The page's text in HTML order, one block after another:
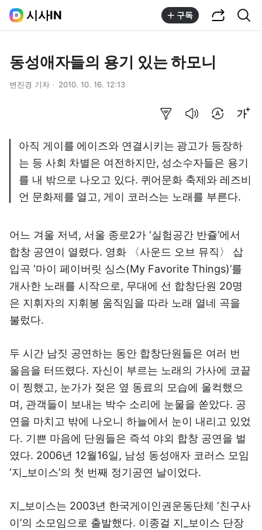
시사IN 구독
동성애자들의 용기 있는 하모니
변진경 기자 2010. 10. 16. 12:13
아직 게이를 에이즈와 연결시키는 광고가 등장하
는 등 사회 차별은 여전하지만, 성소수자들은 용기
를 내 밖으로 나오고 있다. 퀴어문화 축제와 레즈비
언 문화제를 열고, 게이 코러스는 노래를 부른다.
어느 겨울 저녁, 서울 종로2가 ‘실험공간 반쥴’에서
합창 공연이 열렸다. 영화 〈사운드 오브 뮤직〉 삽
입곡 ‘마이 페이버릿 싱스(My Favorite Things)’를
개사한 노래를 시작으로, 무대에 선 합창단원 20명
은 지휘자의 지휘봉 움직임을 따라 노래 열네 곡을
불렀다.
두 시간 남짓 공연하는 동안 합창단원들은 여러 번
울음을 터뜨렸다. 자신이 부르는 노래의 가사에 코끝
이 찡했고, 눈가가 젖은 옆 동료의 모습에 울컥했으
며, 관객들이 보내는 박수 소리에 눈물을 쏟았다. 공
연을 마치고 밖에 나오니 하늘에서 눈이 내리고 있었
다. 기쁜 마음에 단원들은 즉석 야외 합창 공연을 벌
였다. 2006년 12월16일, 남성 동성애자 코러스 모임
‘지_보이스’의 첫 번째 정기공연 날이었다.
지_보이스는 2003년 한국게이인권운동단체 ‘친구사
이’의 소모임으로 출발했다. 이종걸 지_보이스 단장